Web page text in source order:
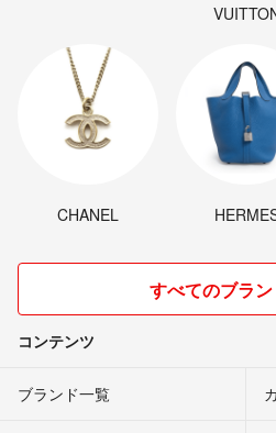
CHANEL
すべてのブラ
コンテンツ
ブランド一覧